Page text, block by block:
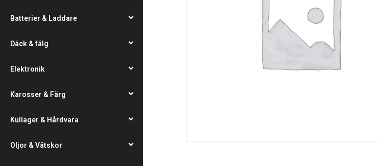
Batterier & Laddare
Däck & fälg
Elektronik
Karosser & Färg
Kullager & Hårdvara
Oljor & Vätskor